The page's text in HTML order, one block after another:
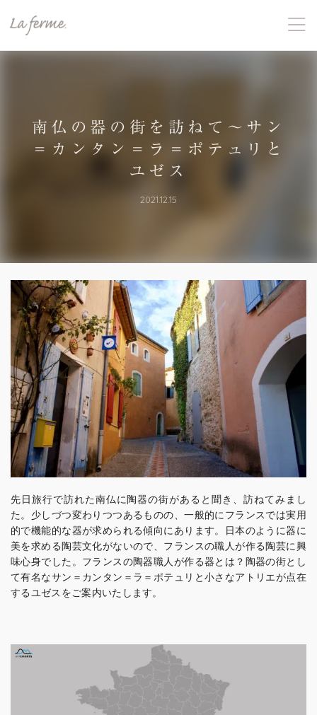
南仏の器の街を訪ねて〜サン
＝カンタン＝ラ＝ポテュリと
ユゼス
2021.12.15
先日旅行で訪れた南仏に陶器の街があると聞き、訪ねてみまし
た。少しづつ変わりつつあるものの、一般的にフランスでは実用
的で機能的な器が求められる傾向にあります。日本のように器に
美を求める陶芸文化がないので、フランスの職人が作る陶芸に興
味心身でした。フランスの陶器職人が作る器とは？陶器の街とし
て有名なサン＝カンタン＝ラ＝ポテュリと小さなアトリエが点在
するユゼスをご案内いたします。